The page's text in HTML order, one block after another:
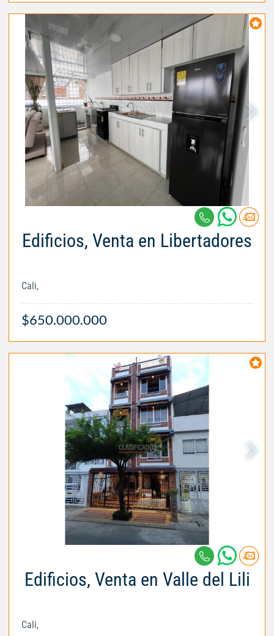
Edificios, Venta en Libertadores
Cali,
$650.000.000
Edificios, Venta en Valle del Lili
Cali,